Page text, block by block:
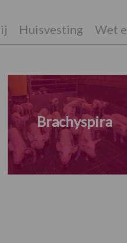
Huisvesting Wet
Brachyspira